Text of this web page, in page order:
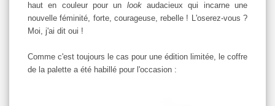
haut en couleur pour un lookaudacieux qui incarne une
nouvelle féminité, forte, courageuse, rebelle ! L'oserez-vous ?
Moi, j'ai dit oui !
Comme c'est toujours le cas pour une édition limitée, le coffre
de la palette a été habillé pour l'occasion :